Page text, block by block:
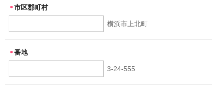
＊ 市区郡町村
横浜市上北町
＊ 番地
3-24-555